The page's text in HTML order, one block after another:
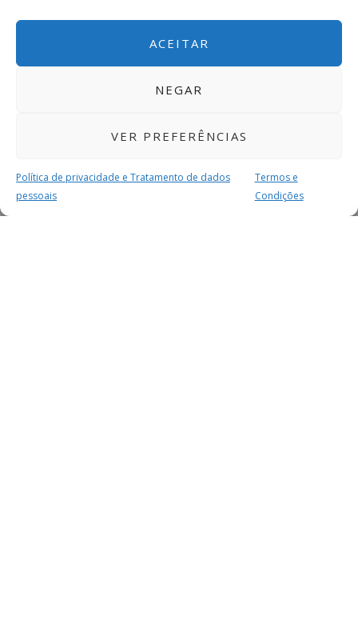
ACEITAR
NEGAR
VER PREFERÊNCIAS
Política de privacidade e Tratamento de dados
pessoais
Termos e
Condições